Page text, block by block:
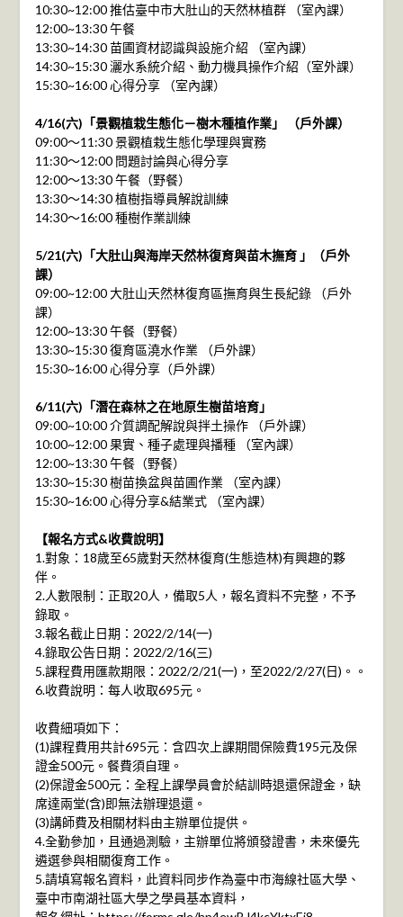
10:30~12:00 推估臺中市大肚山的天然林植群 （室內課）
12:00~13:30 午餐
13:30~14:30 苗圃資材認識與設施介紹 （室內課）
14:30~15:30 灑水系統介紹、動力機具操作介紹（室外課）
15:30~16:00 心得分享 （室內課）
4/16(六)「景觀植栽生態化－樹木種植作業」 （戶外課）
09:00～11:30 景觀植栽生態化學理與實務
11:30～12:00 問題討論與心得分享
12:00～13:30 午餐（野餐）
13:30～14:30 植樹指導員解說訓練
14:30～16:00 種樹作業訓練
5/21(六)「大肚山與海岸天然林復育與苗木撫育 」（戶外
課）
09:00~12:00 大肚山天然林復育區撫育與生長紀錄 （戶外
課）
12:00~13:30 午餐（野餐）
13:30~15:30 復育區澆水作業 （戶外課）
15:30~16:00 心得分享（戶外課）
6/11(六)「潛在森林之在地原生樹苗培育」
09:00~10:00 介質調配解說與拌土操作 （戶外課）
10:00~12:00 果實、種子處理與播種 （室內課）
12:00~13:30 午餐（野餐）
13:30~15:30 樹苗換盆與苗圃作業 （室內課）
15:30~16:00 心得分享&結業式 （室內課）
【報名方式&收費說明】
1.對象：18歲至65歲對天然林復育(生態造林)有興趣的夥
伴。
2.人數限制：正取20人，備取5人，報名資料不完整，不予
錄取。
3.報名截止日期：2022/2/14(一)
4.錄取公告日期：2022/2/16(三)
5.課程費用匯款期限：2022/2/21(一)，至2022/2/27(日)。。
6.收費說明：每人收取695元。
收費細項如下：
(1)課程費用共計695元：含四次上課期間保險費195元及保
證金500元。餐費須自理。
(2)保證金500元：全程上課學員會於結訓時退還保證金，缺
席達兩堂(含)即無法辦理退還。
(3)講師費及相關材料由主辦單位提供。
4.全勤參加，且通過測驗，主辦單位將頒發證書，未來優先
遴選參與相關復育工作。
5.請填寫報名資料，此資料同步作為臺中市海線社區大學、
臺中市南湖社區大學之學員基本資料，